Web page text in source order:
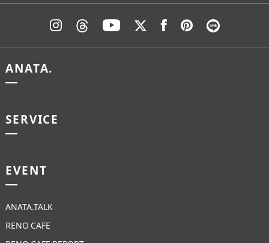
ANATA.
SERVICE
EVENT
ANATA.TALK
RENO CAFE